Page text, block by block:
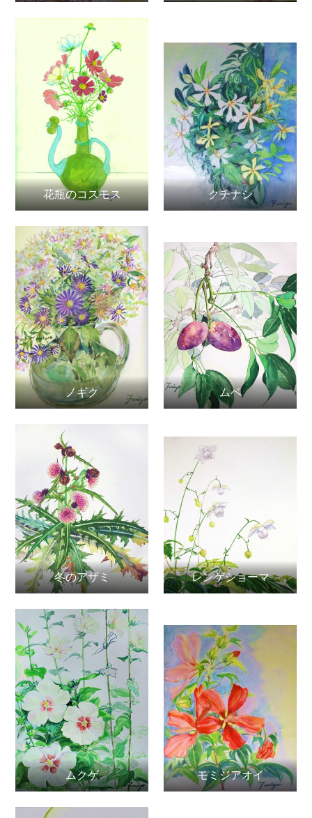
花瓶のコスモス クチナシ
ノギク ムベ
冬のアザミ レンゲショーマ
ムクゲ モミジアオイ